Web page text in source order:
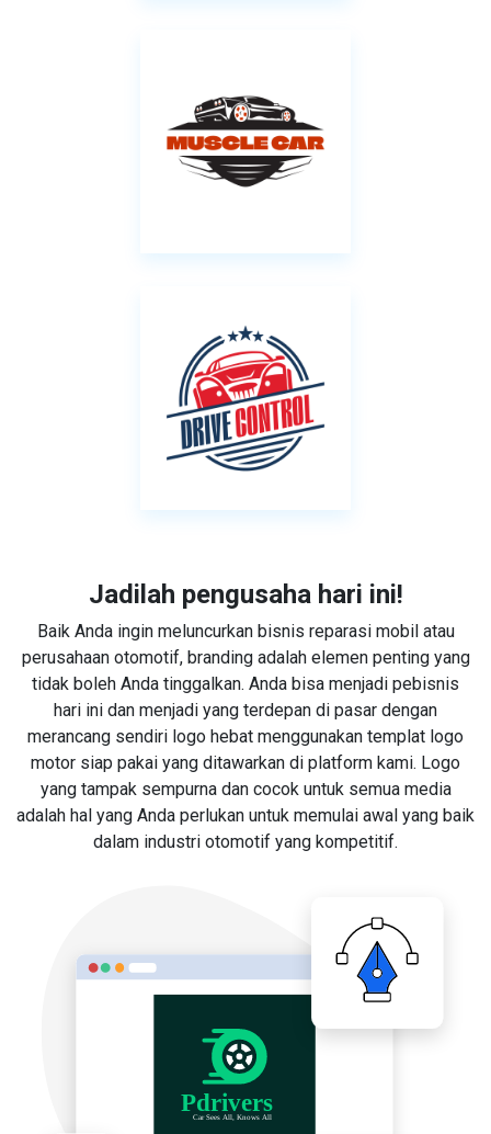
Jadilah pengusaha hari ini!
Baik Anda ingin meluncurkan bisnis reparasi mobil atau
perusahaan otomotif, branding adalah elemen penting yang
tidak boleh Anda tinggalkan. Anda bisa menjadi pebisnis
hari ini dan menjadi yang terdepan di pasar dengan
merancang sendiri logo hebat menggunakan templat logo
motor siap pakai yang ditawarkan di platform kami. Logo
yang tampak sempurna dan cocok untuk semua media
adalah hal yang Anda perlukan untuk memulai awal yang baik
dalam industri otomotif yang kompetitif.